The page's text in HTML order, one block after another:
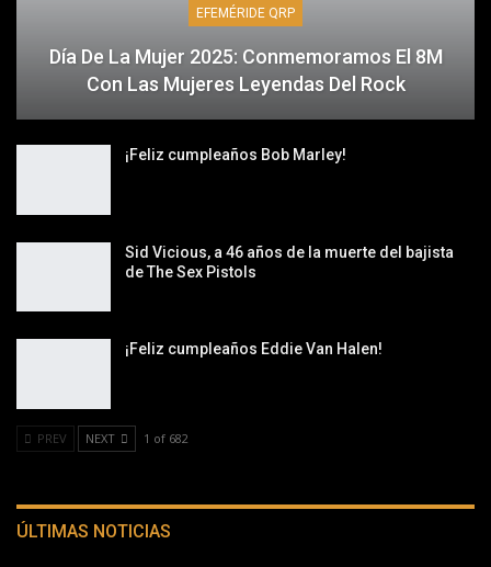
EFEMÉRIDE QRP
Día De La Mujer 2025: Conmemoramos El 8M
Con Las Mujeres Leyendas Del Rock
¡Feliz cumpleaños Bob Marley!
Sid Vicious, a 46 años de la muerte del bajista
de The Sex Pistols
¡Feliz cumpleaños Eddie Van Halen!
PREV NEXT 1 of 682
ÚLTIMAS NOTICIAS